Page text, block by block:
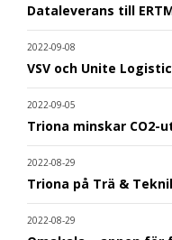
Dataleverans till
2022-09-08
VSV och Unite
2022-09-05
Triona minskar
2022-08-29
Triona på Trä &
2022-08-29